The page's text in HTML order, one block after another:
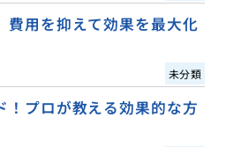
費用を抑えて効果を最大化
未分類
！プロが教える効果的な方